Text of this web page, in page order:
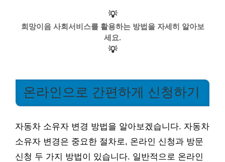
💡
희망이음 사회서비스를 활용하는 방법을 자세히 알아보
세요.
💡
온라인으로 간편하게 신청하기
자동차 소유자 변경 방법을 알아보겠습니다. 자동차
소유자 변경은 중요한 절차로, 온라인 신청과 방문
신청 두 가지 방법이 있습니다. 일반적으로 온라인